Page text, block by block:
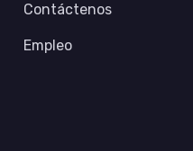
Contáctenos
Empleo